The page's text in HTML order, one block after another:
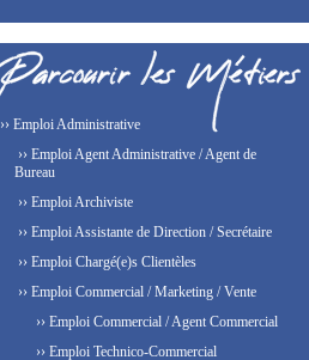
›› Emploi Administrative
›› Emploi Agent Administrative / Agent de
Bureau
›› Emploi Archiviste
›› Emploi Assistante de Direction / Secrétaire
›› Emploi Chargé(e)s Clientèles
›› Emploi Commercial / Marketing / Vente
›› Emploi Commercial / Agent Commercial
›› Emploi Technico-Commercial